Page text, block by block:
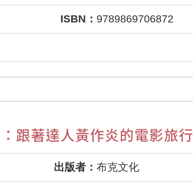
ISBN： 9789869706872
跟著達人黃作炎的電影旅行
出版者： 布克文化